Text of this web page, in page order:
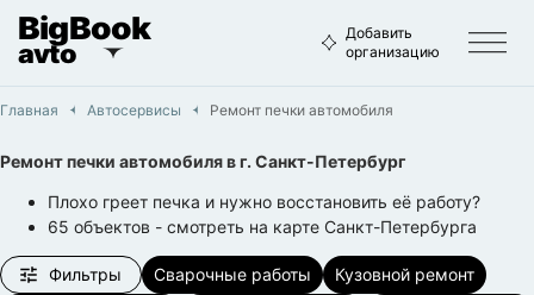
BigBook
avto
Добавить
организацию
Главная Автосервисы Ремонт печки автомобиля
Ремонт печки автомобиляв г. Санкт-Петербург
Плохо греет печка и нужно восстановить её работу?
65 объектов - смотреть на карте Санкт-Петербурга
Фильтры Сварочные работы
Кузовной ремонт